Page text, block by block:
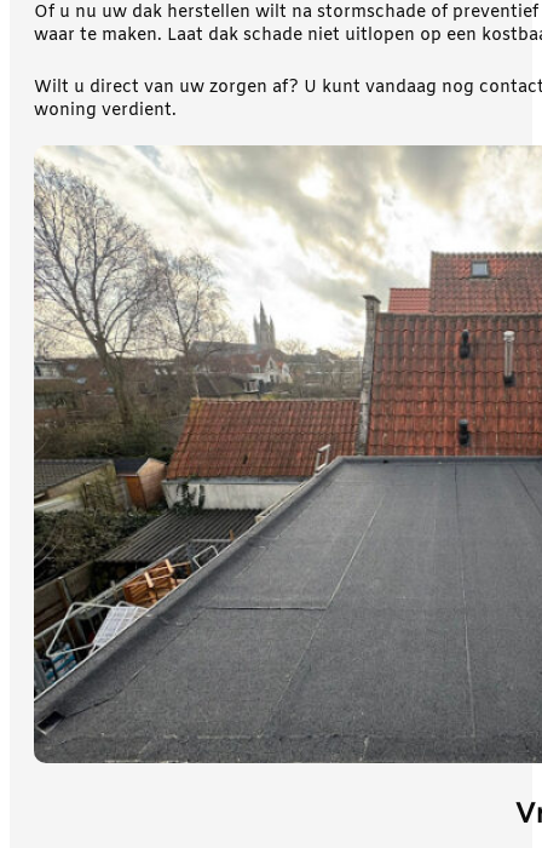
Of u nu uw dak herstellen wilt na stormschade of
waar te maken. Laat dak schade niet uitlopen op een
Wilt u direct van uw zorgen af? U kunt vandaag nog
woning verdient.